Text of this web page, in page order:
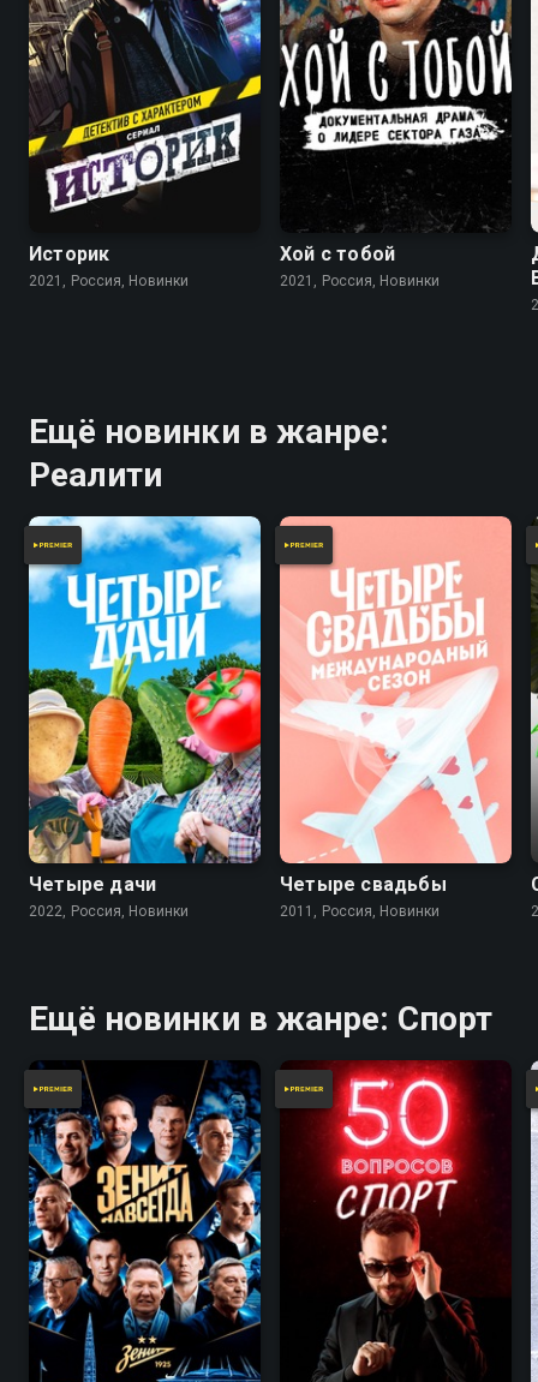
Историк
2021, Россия, Новинки
Хой с тобой
2021, Россия, Новинки
Ещё новинки в жанре:
Реалити
Четыре дачи
2022, Россия, Новинки
Четыре свадьбы
2011, Россия, Новинки
Ещё новинки в жанре: Спорт